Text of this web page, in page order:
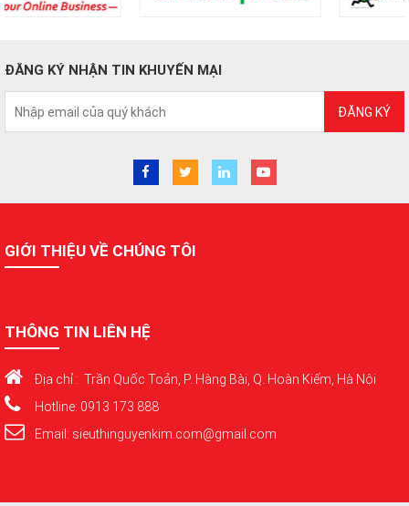
ĐĂNG KÝ NHẬN TIN KHUYẾN MẠI
ĐĂNG KÝ
GIỚI THIỆU VỀ CHÚNG TÔI
THÔNG TIN LIÊN HỆ
Địa chỉ : Trần Quốc Toản, P. Hàng Bài, Q. Hoàn Kiếm, Hà Nội
Hotline: 0913 173 888
Email: sieuthinguyenkim.com@gmail.com